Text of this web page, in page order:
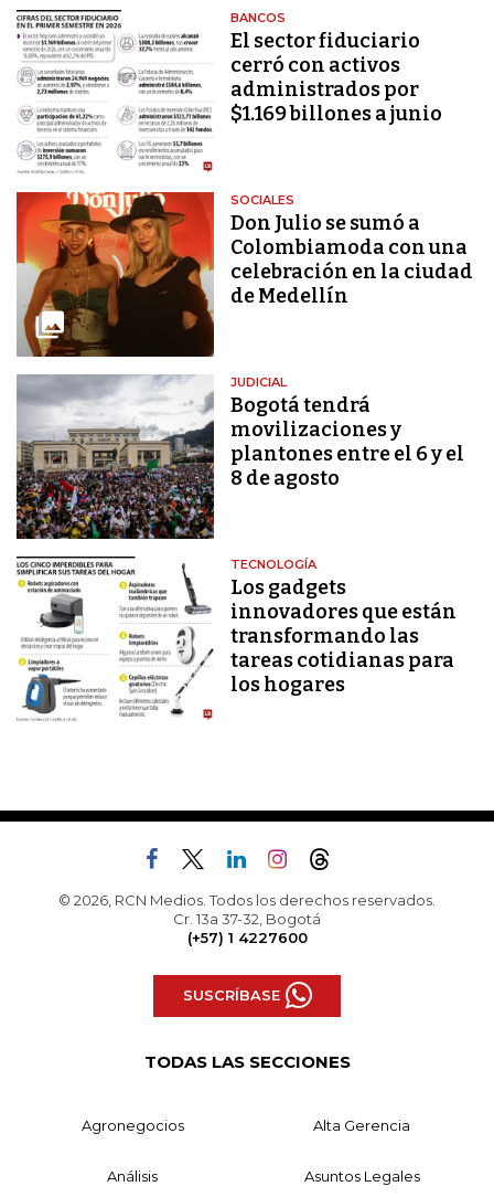
BANCOS
El sector fiduciario
cerró con activos
administrados por
$1.169 billones a junio
SOCIALES
Don Julio se sumó a
Colombiamoda con una
celebración en la ciudad
de Medellín
JUDICIAL
Bogotá tendrá
movilizaciones y
plantones entre el 6 y el
8 de agosto
TECNOLOGÍA
Los gadgets
innovadores que están
transformando las
tareas cotidianas para
los hogares
© 2026, RCN Medios. Todos los derechos reservados.
Cr. 13a 37-32, Bogotá
(+57) 1 4227600
SUSCRÍBASE
TODAS LAS SECCIONES
Agronegocios Alta Gerencia
Análisis Asuntos Legales